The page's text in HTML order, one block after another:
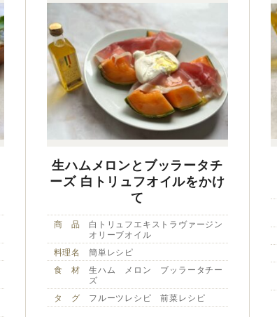
生ハムメロンとブッラータチ
ーズ 白トリュフオイルをかけ
て
商 品
白トリュフエキストラヴァージン
オリーブオイル
料理名
簡単レシピ
食 材
生ハム メロン ブッラータチー
ズ
タ グ
フルーツレシピ 前菜レシピ